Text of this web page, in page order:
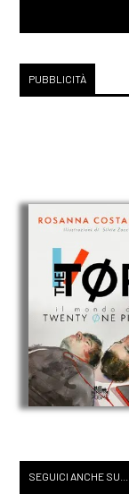
PUBBLICITÀ
SEGUICI ANCHE SU...